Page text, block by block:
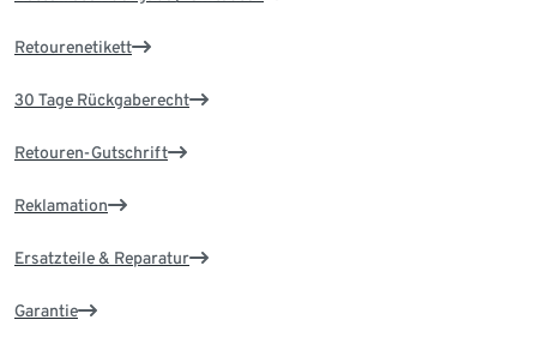
Retourenetikett
30 Tage Rückgaberecht
Retouren-Gutschrift
Reklamation
Ersatzteile & Reparatur
Garantie